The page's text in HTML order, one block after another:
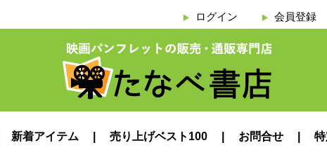
ログイン 会員登録
新着アイテム 売り上げベスト100 お問合せ